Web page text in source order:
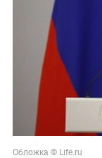
Обложка © Life.ru